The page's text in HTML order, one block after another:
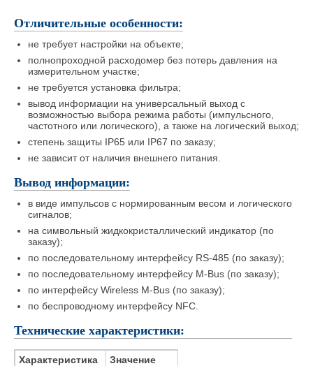
Отличительные особенности:
не требует настройки на объекте;
полнопроходной расходомер без потерь давления на
измерительном участке;
не требуется установка фильтра;
вывод информации на универсальный выход с
возможностью выбора режима работы (импульсного,
частотного или логического), а также на логический выход;
степень защиты IP65 или IP67 по заказу;
не зависит от наличия внешнего питания.
Вывод информации:
в виде импульсов с нормированным весом и логического
сигналов;
на символьный жидкокристаллический индикатор (по
заказу);
по последовательному интерфейсу RS-485 (по заказу);
по последовательному интерфейсу M-Bus (по заказу);
по интерфейсу Wireless M-Bus (по заказу);
по беспроводному интерфейсу NFC.
Технические характеристики:
Характеристика
Значение